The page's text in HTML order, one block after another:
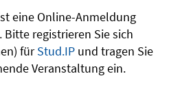
eine Online-Anmeldung
registrieren Sie sich
fürStud.IP und tragen Sie
Veranstaltung ein.